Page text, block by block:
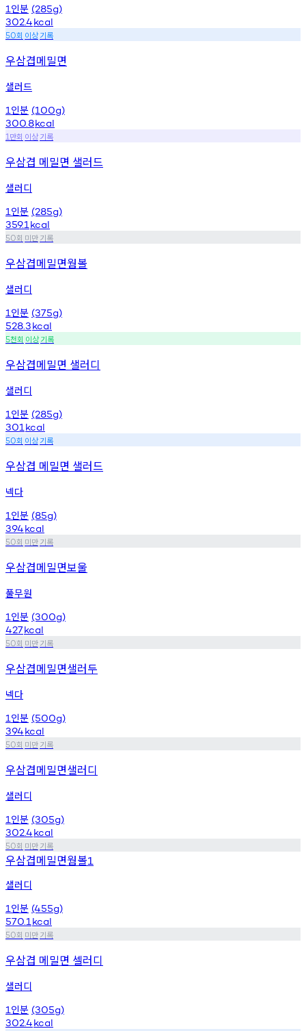
1 인분 (285g)
302.4kcal
50회 이상기록
우삼겹메밀면
샐러드
1 인분 (100g)
300.8kcal
1 만회 이상기록
우삼겹 메밀면 샐러드
샐러디
1 인분 (285g)
359.1 kcal
50회 미만기록
우삼겹메밀면웜볼
샐러디
1 인분 (375g)
528.3kcal
5천회 이상기록
우삼겹메밀면 샐러디
샐러디
1 인분 (285g)
301 kcal
50회 이상기록
우삼겹 메밀면 샐러드
넥다
1 인분 (85g)
394kcal
50회 미만기록
우삼겹메밀면보울
풀무원
1 인분 (300g)
427kcal
50회 미만기록
우삼겹메밀면샐러두
넥다
1 인분 (500g)
394kcal
50회 미만기록
우삼겹메밀면샐러디
샐러디
1 인분 (305g)
302.4kcal
50회 미만기록
우삼겹메밀면웜볼1
샐러디
1 인분 (455g)
570.1 kcal
50회 미만기록
우삼겹 메밀면 셀러디
샐러디
1 인분 (305g)
302.4kcal